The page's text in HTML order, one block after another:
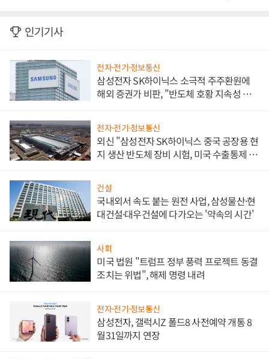
인기기사
전자·전기·정보통신
삼성전자 SK하이닉스 소극적 주주환원에
해외 증권가 비판, "반도체 호황 지속성 의
전자·전기·정보통신
외신 "삼성전자 SK하이닉스 중국 공장용 현
지 생산 반도체 장비 시험, 미국 수출통제 대
건설
국내외서 속도 붙는 원전 사업, 삼성물산·현
대건설·대우건설에 다가오는 '약속의 시간'
사회
미국 법원 "트럼프 정부 풍력 프로젝트 동결
조치는 위법", 해제 명령 내려
전자·전기·정보통신
삼성전자, 갤럭시Z 폴드8 사전예약 개통 8
월31일까지 연장